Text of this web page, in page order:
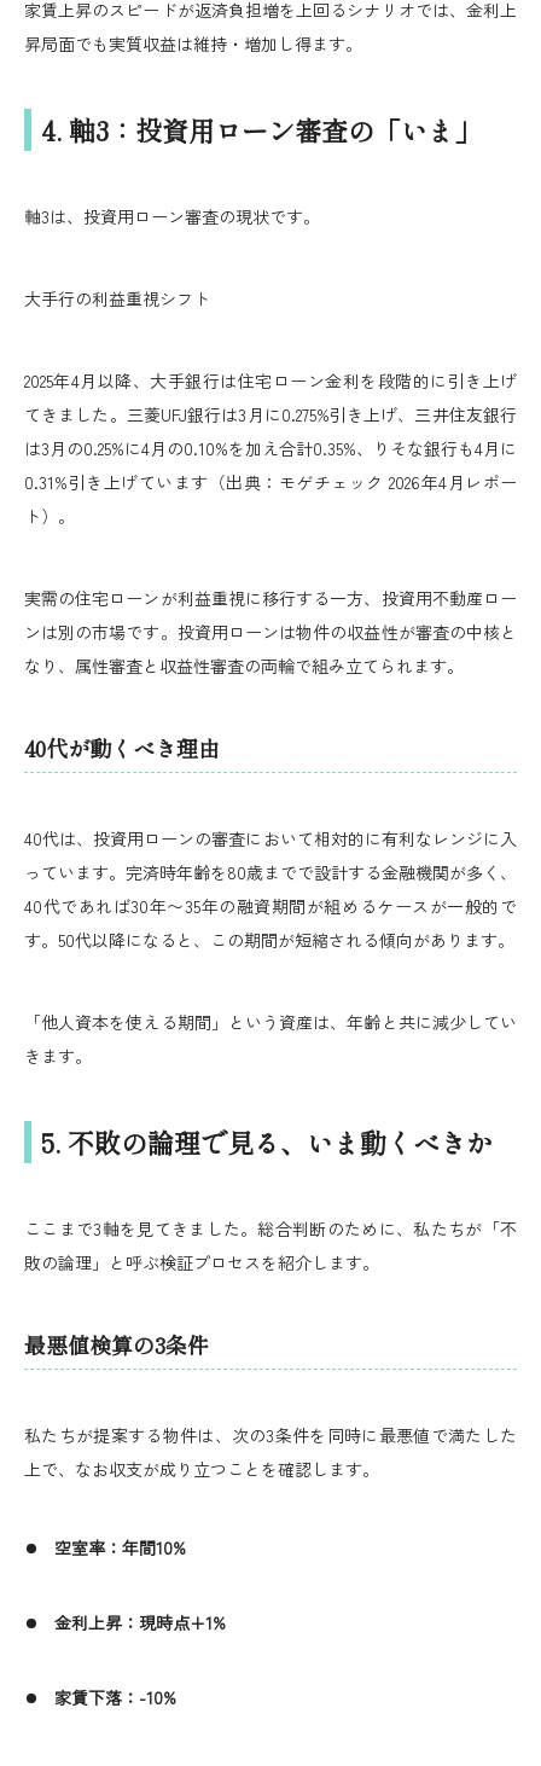
家賃上昇のスピードが返済負担増を上回るシナリオでは、金利上
昇局面でも実質収益は維持・増加し得ます。
4. 軸3：投資用ローン審査の「いま」
軸3は、投資用ローン審査の現状です。
大手行の利益重視シフト
2025年4月以降、大手銀行は住宅ローン金利を段階的に引き上げ
てきました。三菱UFJ銀行は3月に0.275%引き上げ、三井住友銀行
は3月の0.25%に4月の0.10%を加え合計0.35%、りそな銀行も4月に
0.31%引き上げています（出典：モゲチェック 2026年4月レポー
ト）。
実需の住宅ローンが利益重視に移行する一方、投資用不動産ロー
ンは別の市場です。投資用ローンは物件の収益性が審査の中核と
なり、属性審査と収益性審査の両輪で組み立てられます。
40代が動くべき理由
40代は、投資用ローンの審査において相対的に有利なレンジに入
っています。完済時年齢を80歳までで設計する金融機関が多く、
40代であれば30年〜35年の融資期間が組めるケースが一般的で
す。50代以降になると、この期間が短縮される傾向があります。
「他人資本を使える期間」という資産は、年齢と共に減少してい
きます。
5. 不敗の論理で見る、いま動くべきか
ここまで3軸を見てきました。総合判断のために、私たちが「不
敗の論理」と呼ぶ検証プロセスを紹介します。
最悪値検算の3条件
私たちが提案する物件は、次の3条件を同時に最悪値で満たした
上で、なお収支が成り立つことを確認します。
空室率：年間10%
金利上昇：現時点+1%
家賃下落：-10%